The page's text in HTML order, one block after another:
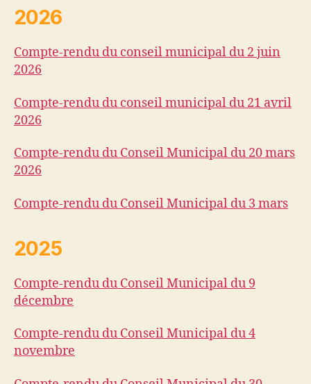
2026
Compte-rendu du conseil municipal du 2 juin
2026
Compte-rendu du conseil municipal du 21 avril
2026
Compte-rendu du Conseil Municipal du 20 mars
2026
Compte-rendu du Conseil Municipal du 3 mars
2025
Compte-rendu du Conseil Municipal du 9
décembre
Compte-rendu du Conseil Municipal du 4
novembre